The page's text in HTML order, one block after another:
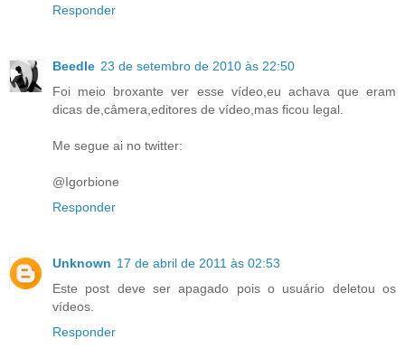
Responder
Beedle 23 de setembro de 2010 às 22:50
Foi meio broxante ver esse vídeo,eu achava que eram
dicas de,câmera,editores de vídeo,mas ficou legal.
Me segue ai no twitter:
@Igorbione
Responder
Unknown 17 de abril de 2011 às 02:53
Este post deve ser apagado pois o usuário deletou os
vídeos.
Responder